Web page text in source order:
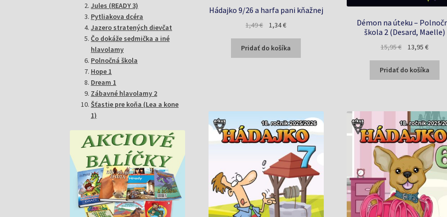
Hádajko 9/26 a harfa pani kňažnej
1,49€
Pôvodná
bola:
1,49 €.
1,34€Aktuálna
je:
1,34 €.
Pridať do košíka
Démon na úteku –
škola 2 (Desard, Maelle)
15,95€
Pôvodná
bola:
15,95 €.
13,95 €
je:
13,95 €.
Pridať do košíka
Jules (READY 3)
Pytliakova dcéra
Jazero stratených dievčat
Čo dokáže sedmička a iné
hlavolamy
Polnočná škola
Hope 1
Dream 1
Zábavné hlavolamy 2
Šťastie pre koňa (Lea a kone
1)